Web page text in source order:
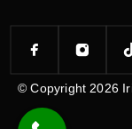
© Copyright 2026